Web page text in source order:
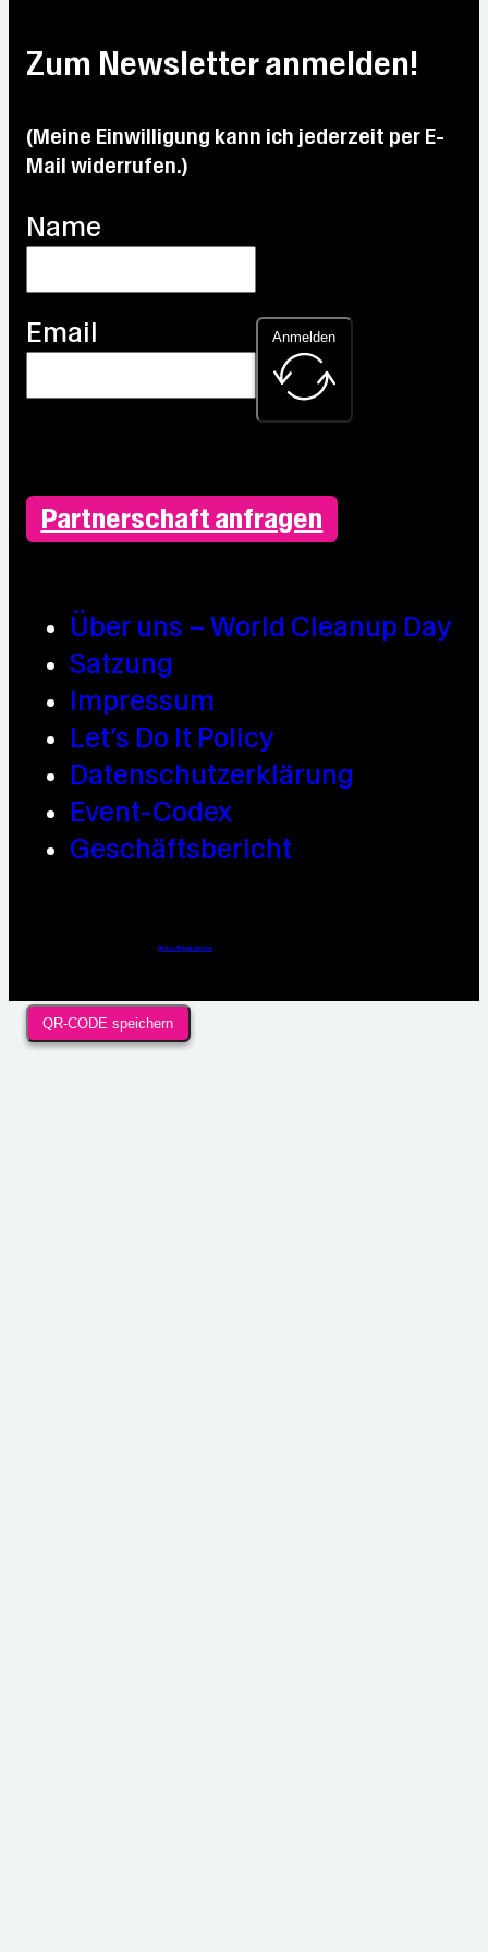
31.7
°C
27.9
°C
°C
Partnerschaft anfragen
Über uns – World Cleanup Day
Satzung
Impressum
Let’s Do It Policy
Datenschutzerklärung
Event-Codex
Geschäftsbericht
Zum Newsletter anmelden!
(Meine Einwilligung kann ich jederzeit per E-
Mail widerrufen.)
Name
Email Anmelden
https://linkup.design
QR-CODE speichern